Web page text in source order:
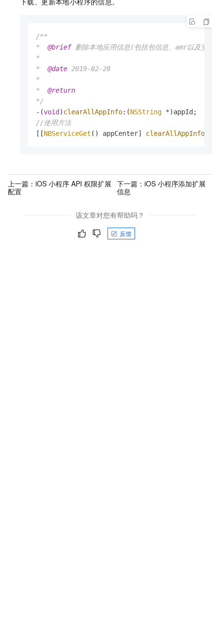
/**
* @brief 删除本地应用信息(包括包信息、amr以及安装
*
* @date 2019-02-28
*
* @return
*/
-(void )clearAllAppInfo:(NSString
//使用方法
[[NBServiceGet () appCenter] clearAllAppInfo
上一篇： iOS 小程序 API 权限扩展
配置
下一篇： iOS 小程序添加扩展
信息
该文章对您有帮助吗？
反馈